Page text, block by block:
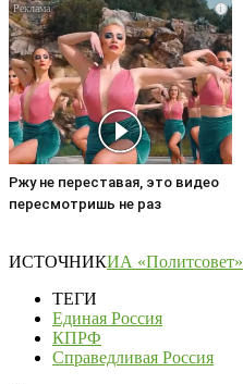
i
Ржу не переставая, это видео
пересмотришь не раз
ИСТОЧНИКИА «Политсовет»
ТЕГИ
Единая Россия
КПРФ
Справедливая Россия